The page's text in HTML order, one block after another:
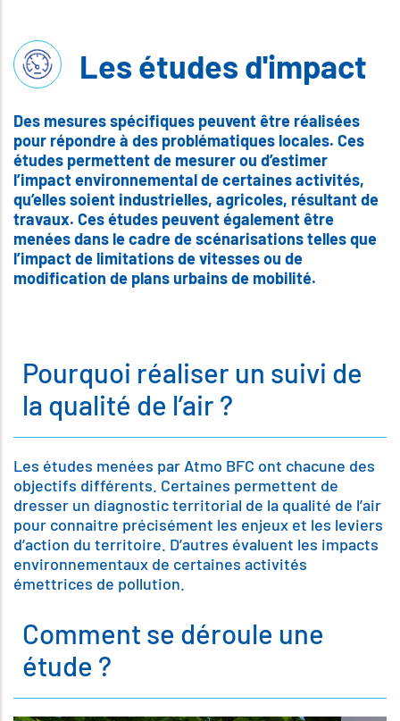
Les études d'impact
Des mesures spécifiques peuvent être réalisées
pour répondre à des problématiques locales. Ces
études permettent de mesurer ou d’estimer
l’impact environnemental de certaines activités,
qu’elles soient industrielles, agricoles, résultant de
travaux. Ces études peuvent également être
menées dans le cadre de scénarisations telles que
l’impact de limitations de vitesses ou de
modification de plans urbains de mobilité.
Pourquoi réaliser un suivi de
la qualité de l’air ?
Les études menées par Atmo BFC ont chacune des
objectifs différents. Certaines permettent de
dresser un diagnostic territorial de la qualité de l’air
pour connaitre précisément les enjeux et les leviers
d’action du territoire. D’autres évaluent les impacts
environnementaux de certaines activités
émettrices de pollution.
Comment se déroule une
étude ?